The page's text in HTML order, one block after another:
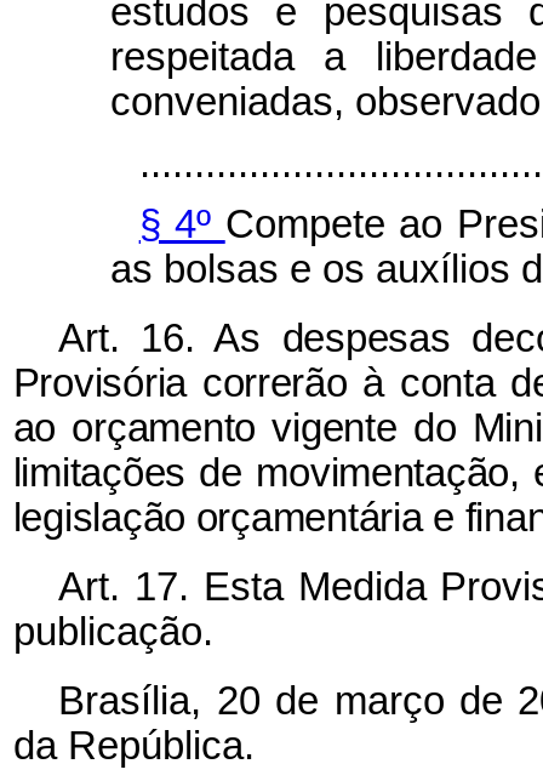
estudos e pesquisas
respeitada a
conveniadas,
§ 4º Compete ao
as bolsas e os auxílios
Art. 16. As despesas
Provisória correrão à conta
ao orçamento vigente do
limitações de
legislação orçamentária e
Art. 17. Esta Medida
publicação.
Brasília, 20 de março de
da República.